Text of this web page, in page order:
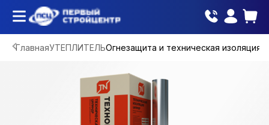
ГлавнаяУТЕПЛИТЕЛЬОгнезащита и техническая изоляция